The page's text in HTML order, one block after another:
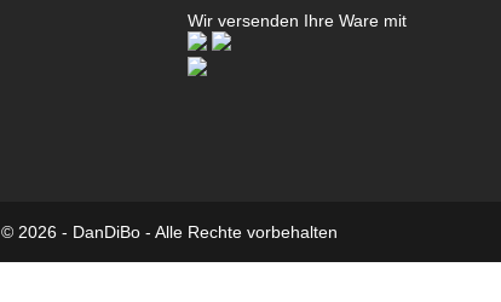
Wir versenden Ihre Ware mit
© 2026 - DanDiBo - Alle Rechte vorbehalten